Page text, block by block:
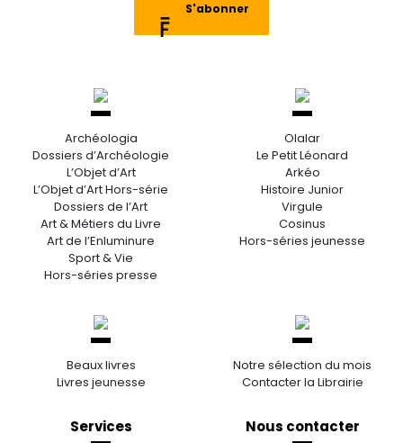
S'abonner
Archéologia
Dossiers d’Archéologie
L’Objet d’Art
L’Objet d’Art Hors-série
Dossiers de l’Art
Art & Métiers du Livre
Art de l’Enluminure
Sport & Vie
Hors-séries presse
Olalar
Le Petit Léonard
Arkéo
Histoire Junior
Virgule
Cosinus
Hors-séries jeunesse
Beaux livres
Livres jeunesse
Notre sélection du mois
Contacter la Librairie
Services Nous contacter